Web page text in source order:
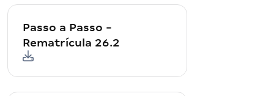
Passo a Passo -
Rematrícula 26.2